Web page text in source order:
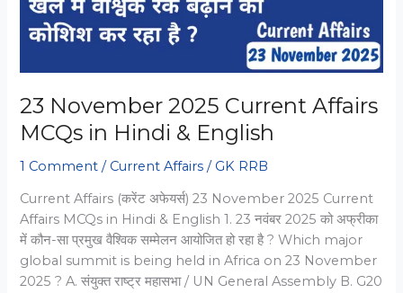
English
23 November 2025 Current Affairs
MCQs in Hindi & English
1 Comment / Current Affairs / GK RRB
Current Affairs (करेंट अफेयर्स) 23 November 2025 Current
Affairs MCQs in Hindi & English 1. 23 नवंबर 2025 को अफ्रीका
में कौन-सा प्रमुख वैश्विक सम्मेलन आयोजित हो रहा है ? Which major
global summit is being held in Africa on 23 November
2025 ? A. संयुक्त राष्ट्र महासभा / UN General Assembly B. G20